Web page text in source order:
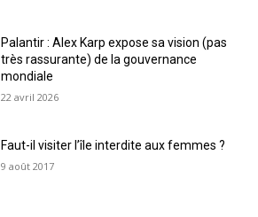
Palantir : Alex Karp expose sa vision (pas
très rassurante) de la gouvernance
mondiale
22 avril 2026
Faut-il visiter l’île interdite aux femmes ?
9 août 2017